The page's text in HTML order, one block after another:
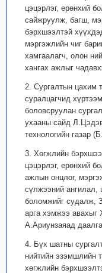
цэцэрлэг, ерөнхий
сайжруулж, багш,
бэрхшээлтэй
мэргэжлийн чиг
хамгаалагч, олон
хангах ажлыг
2. Сургалтын цахим
суралцагчид
боловсруулан
ухааны сайд
технологийн газар
3. Хөгжлийн
цэцэрлэг, ерөнхий
ажлын онцлог,
сүлжээний ангилал,
боломжийг судалж,
арга хэмжээ авахыг
А.Ариунзаяад
4. Бүх шатны
нийтийн эзэмшлийн
хөгжлийн